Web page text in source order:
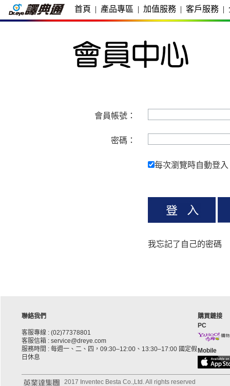
首頁 | 產品專區 | 加值服務 | 客戶服務 |
會員帳號：
密碼：
每次瀏覽時自動登入
我忘記了自己的密碼
聯絡我們
客服專線 : (02)77378801
客服信箱 : service@dreye.com
服務時間 : 每週一、二、四，09:30–12:00、13:30–17:00 國定假
日休息
購買鏈接
PC
Mobile
2017 Inventec Besta Co.,Ltd. All rights reserved